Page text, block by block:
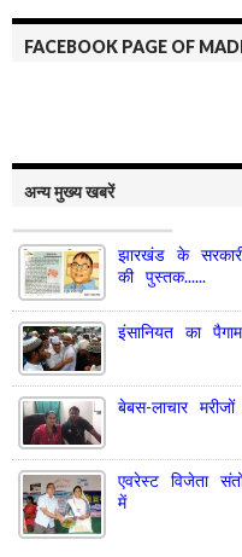
FACEBOOK PAGE OF
अन्य मुख्य खबरें
झारखंड के
की पुस्तक......
इंसानियत का
बेबस-लाचार
एवरेस्ट विजेता
में